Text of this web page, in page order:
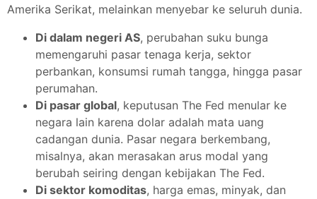
Amerika Serikat, melainkan menyebar ke seluruh dunia.
Di dalam negeri AS, perubahan suku bunga
memengaruhi pasar tenaga kerja, sektor
perbankan, konsumsi rumah tangga, hingga pasar
perumahan.
Di pasar global, keputusan The Fed menular ke
negara lain karena dolar adalah mata uang
cadangan dunia. Pasar negara berkembang,
misalnya, akan merasakan arus modal yang
berubah seiring dengan kebijakan The Fed.
Di sektor komoditas, harga emas, minyak, dan